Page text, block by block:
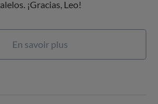
¡Gracias, Leo!
En savoir plus